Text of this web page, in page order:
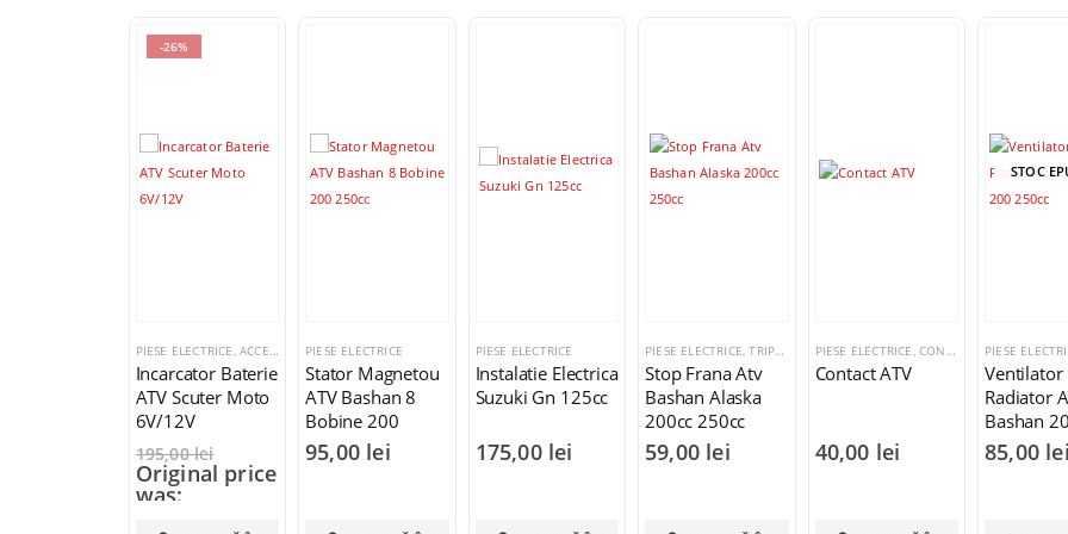
SHINERAY ZONGSHEN LONCIN
-26%
PIESE ELECTRICE, ACCESORII MOTO ,ACCESORII ATV
Incarcator Baterie
ATV Scuter Moto
6V/12V
195,00lei
Original price
was:
PIESE ELECTRICE
Stator Magnetou
ATV Bashan 8
Bobine 200
250cc
95,00 lei
PIESE ELECTRICE
Instalatie Electrica
Suzuki Gn 125cc
175,00 lei
PIESE ELECTRICE,TRIPLE STOP FRANA ,BASHAN SHINERAY ZONGSHEN
Stop Frana Atv
Bashan Alaska
200cc 250cc
59,00 lei
PIESE ELECTRICE, CONTACTE PORNIRE
Contact ATV
40,00 lei
STOC
PIESE
Ventilator
Radiator
Bashan
250cc
85,00 lei